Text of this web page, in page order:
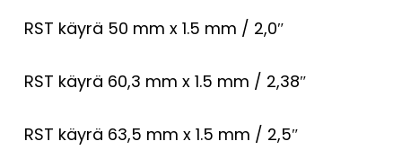
RST käyrä 50 mm x 1.5 mm / 2,0″
RST käyrä 60,3 mm x 1.5 mm / 2,38″
RST käyrä 63,5 mm x 1.5 mm / 2,5″